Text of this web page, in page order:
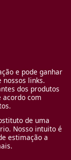
e pode ganhar
nossos links.
dos produtos
acordo com
de uma
Nosso intuito é
estimação a